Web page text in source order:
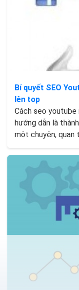
Bí quyết SEO
lên top
Cách seo
hướng dẫn là
một chuyện, quan